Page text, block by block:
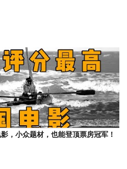
，小众题材，也能登顶票房冠军！